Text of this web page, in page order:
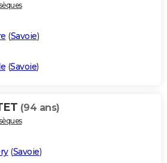
(Savoie)
(Savoie)
(94 ans)
(Savoie)